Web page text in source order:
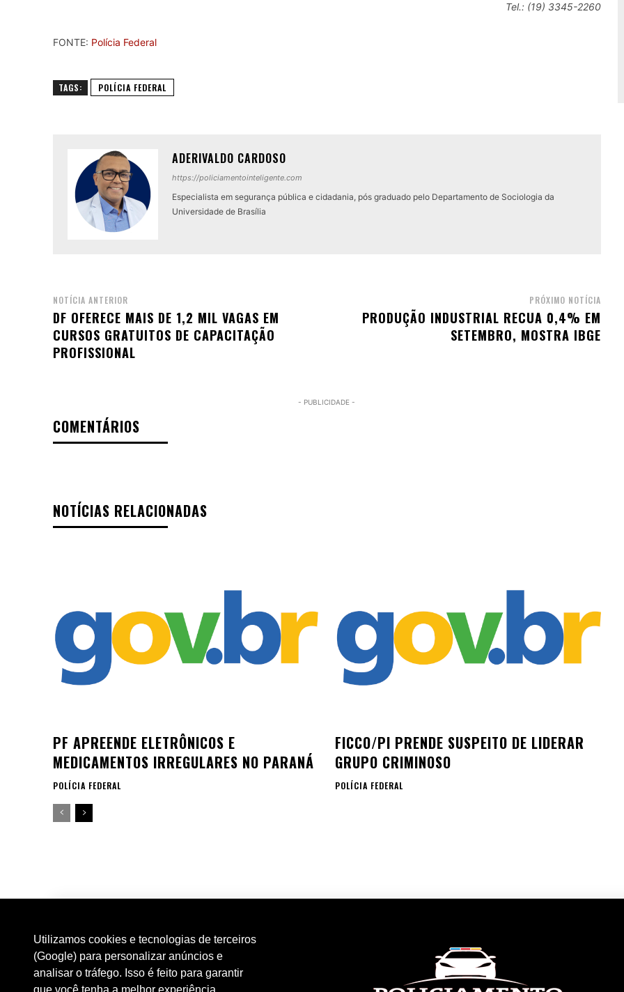
Utilizamos cookies e tecnologias de terceiros
(Google) para personalizar anúncios e
analisar o tráfego. Isso é feito para garantir
Tel.: (19) 3345-2260
FONTE: Polícia Federal
TAGS: POLÍCIA FEDERAL
ADERIVALDO CARDOSO
https://policiamentointeligente.com
Especialista em segurança pública e cidadania, pós graduado pelo Departamento de Sociologia da
Universidade de Brasília
NOTÍCIA ANTERIOR
DF OFERECE MAIS DE 1,2 MIL VAGAS EM
CURSOS GRATUITOS DE CAPACITAÇÃO
PROFISSIONAL
PRÓXIMO NOTÍCIA
PRODUÇÃO INDUSTRIAL RECUA 0,4% EM
SETEMBRO, MOSTRA IBGE
- PUBLICIDADE -
COMENTÁRIOS
NOTÍCIAS RELACIONADAS
PF APREENDE ELETRÔNICOS E
MEDICAMENTOS IRREGULARES NO PARANÁ
POLÍCIA FEDERAL
FICCO/PI PRENDE SUSPEITO DE LIDERAR
GRUPO CRIMINOSO
POLÍCIA FEDERAL